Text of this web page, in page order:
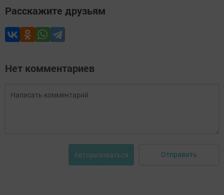
Расскажите друзьям
Нет комментариев
Авторизоваться Отправить